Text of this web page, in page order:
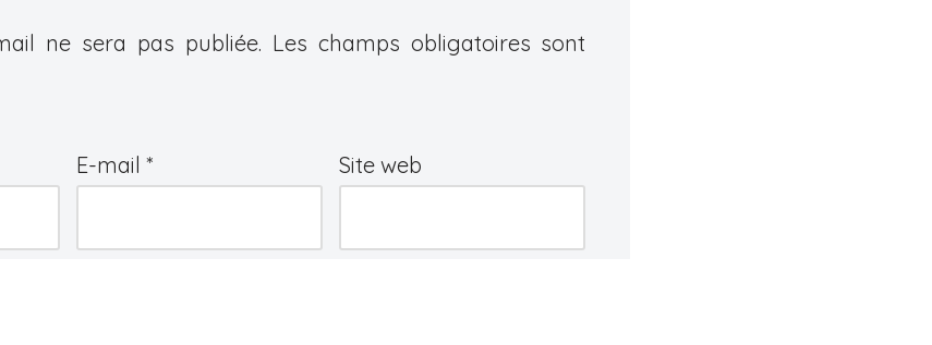
ne sera pas publiée. Les champs obligatoires sont
E-mail * Site web